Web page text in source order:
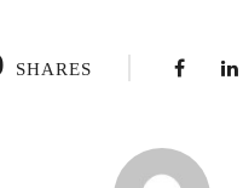
SHARES